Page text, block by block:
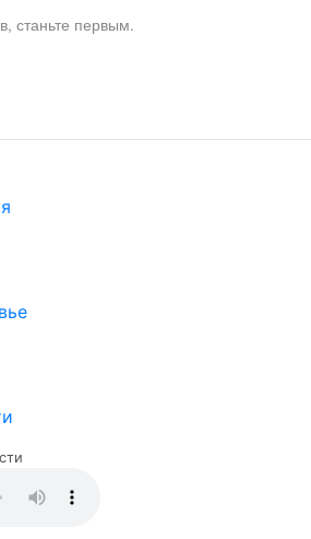
станьте первым.